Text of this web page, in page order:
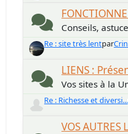
Conseils,
Re : site très lentpar
LIENS :
Vos sites à la
Re : Richesse et diversi...
VOS AUTRES